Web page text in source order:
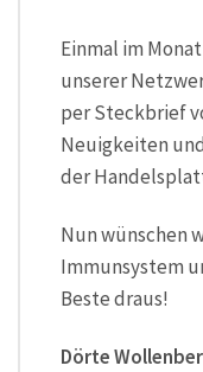
Einmal im
unserer
per Steckbrief
Neuigkeiten
der
Nun wünschen
Immunsystem
Beste draus!
Dörte